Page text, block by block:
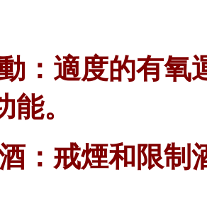
：適度的有氧
。
：戒煙和限制